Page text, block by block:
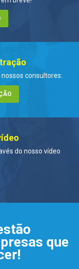
nossos consultores:
do nosso vídeo
que